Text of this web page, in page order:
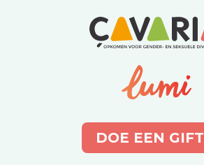
DOE EEN GIFT